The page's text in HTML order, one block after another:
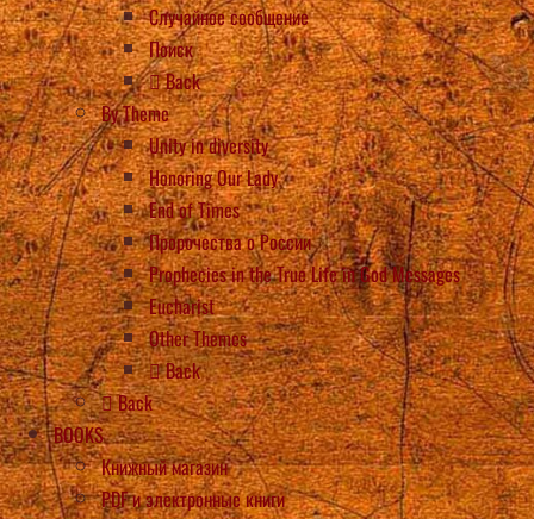
Случайное сообщение
Поиск
Back
By Theme
Unity in diversity
Honoring Our Lady
End of Times
Пророчества о России
Prophecies in the True Life in God Messages
Eucharist
Other Themes
Back
Back
BOOKS
Книжный магазин
PDF и электронные книги